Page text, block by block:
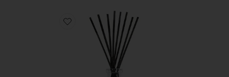
Favorite DIFUSOR BAMBOO REED DIFFUSER